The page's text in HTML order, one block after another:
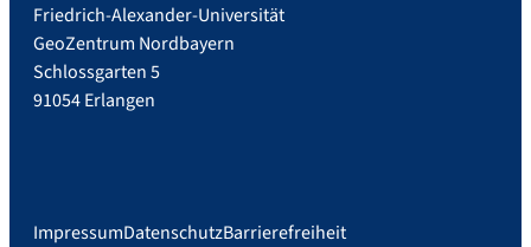
Friedrich-Alexander-Universität
GeoZentrum Nordbayern
Schlossgarten 5
91054 Erlangen
ImpressumDatenschutzBarrierefreiheit